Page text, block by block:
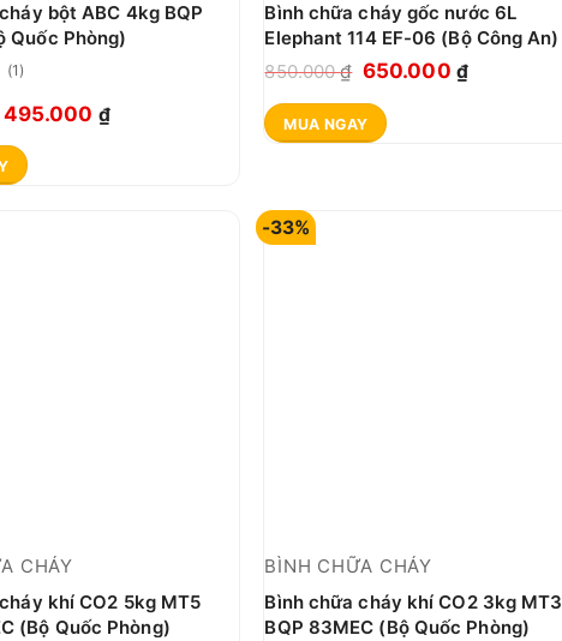
bột ABC 4kg BQP
Quốc Phòng)
(1)
Giá
gốc
là:
495.000 ₫Giá
Bình chữa cháy gốc nước 6L
Elephant 114 EF-06 (Bộ Công An)
850.000₫ Giá
gốc
là:
650.000 ₫Giá
MUA NGAY
CHÁY
khí CO2 5kg MT5
(Bộ Quốc Phòng)
-33%
BÌNH CHỮA CHÁY
Bình chữa cháy khí CO2 3kg MT3
BQP 83MEC (Bộ Quốc Phòng)